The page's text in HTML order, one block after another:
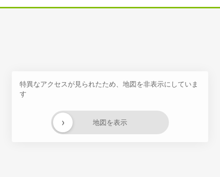
特異なアクセスが見られたため、地図を非表示にしていま
す
地図を表示
›